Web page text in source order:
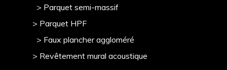
> Parquet semi-massif
> Parquet HPF
> Faux plancher aggloméré
> Revêtement mural acoustique